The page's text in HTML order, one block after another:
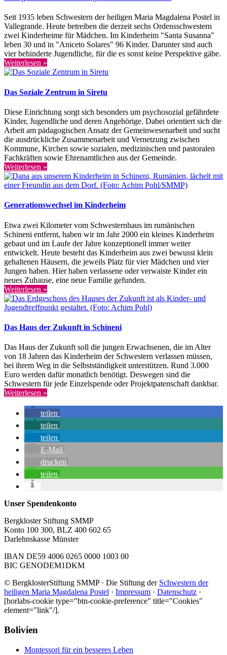
Seit 1935 leben Schwestern der heiligen Maria Magdalena Postel in
Vallegrande. Heute betreiben die derzeit sechs Ordensschwestern
zwei Kinderheime für Mädchen. Im Kinderheim "Santa Susanna"
leben 30 und in "Aniceto Solares" 96 Kinder. Darunter sind auch
vier behinderte Jugendliche, für die es sonst keine Perspektive gäbe.
Weiterlesen »
Das Soziale Zentrum in Siretu
Diese Einrichtung sorgt sich besonders um psychosozial gefährdete
Kinder, Jugendliche und deren Angehörige. Dabei orientiert sich die
Arbeit am pädagogischen Ansatz der Gemeinwesenarbeit und sucht
die ausdrückliche Zusammenarbeit und Vernetzung zwischen
Kommune, Kirchen sowie sozialen, medizinischen und pastoralen
Fachkräften sowie Ehrenamtlichen aus der Gemeinde.
Weiterlesen »
Generationswechsel im Kinderheim
Etwa zwei Kilometer vom Schwesternhaus im rumänischen
Schineni entfernt, haben wir im Jahr 2000 ein kleines Kinderheim
gebaut und im Laufe der Jahre konzeptionell immer weiter
entwickelt. Heute besteht das Kinderheim aus zwei bewusst klein
gehaltenen Häusern, die jeweils Platz für vier Mädchen und vier
Jungen haben. Hier haben verlassene oder verwaiste Kinder ein
neues Zuhause, eine neue Familie gefunden.
Weiterlesen »
Das Haus der Zukunft in Schineni
Das Haus der Zukunft soll die jungen Erwachsenen, die im Alter
von 18 Jahren das Kinderheim der Schwestern verlassen müssen,
bei ihrem Weg in die Selbstständigkeit unterstützen. Rund 3.000
Euro werden dafür monatlich benötigt. Deswegen sind die
Schwestern für jede Einzelspende oder Projektpatenschaft dankbar.
Weiterlesen »
teilen
teilen
teilen
E-Mail
drucken
teilen
Unser Spendenkonto
Bergkloster Stiftung SMMP
Konto 100 300, BLZ 400 602 65
Darlehnskasse Münster
IBAN DE59 4006 0265 0000 1003 00
BIC GENODEM1DKM
© BergklosterStiftung SMMP · Die Stiftung der Schwestern der
heiligen Maria Magdalena Postel · Impressum · Datenschutz ·
[borlabs-cookie type="btn-cookie-preference" title="Cookies"
element="link"/].
Footer
Bolivien
Montessori für ein besseres Leben